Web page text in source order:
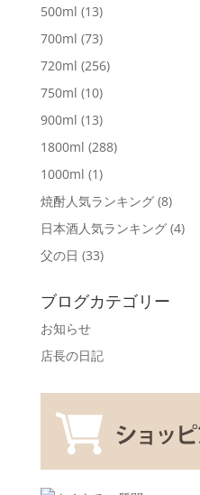
500ml (13)
700ml (73)
720ml (256)
750ml (10)
900ml (13)
1800ml (288)
1000ml (1)
焼酎人気ランキング (8)
日本酒人気ランキング (4)
父の日 (33)
ブログカテゴリー
お知らせ
店長の日記